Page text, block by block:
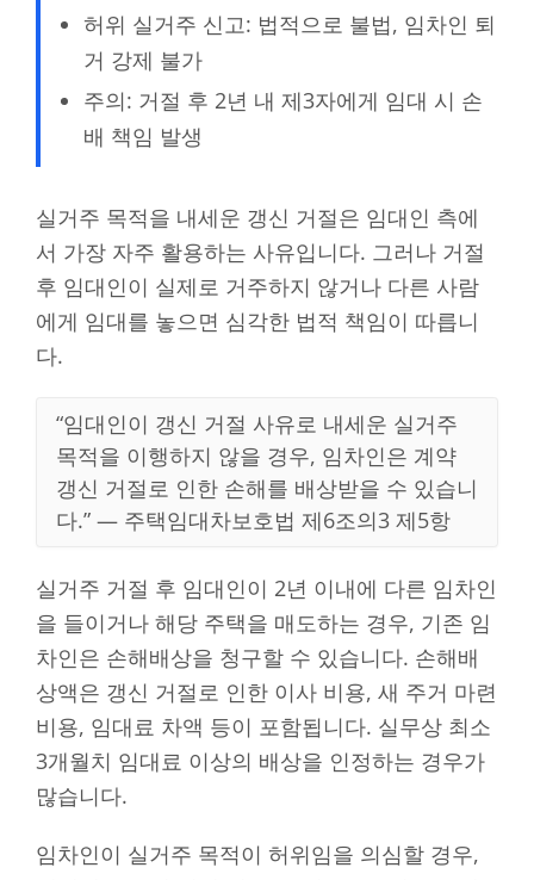
허위 실거주 신고: 법적으로 불법, 임차인 퇴
거 강제 불가
주의: 거절 후 2년 내 제3자에게 임대 시 손
배 책임 발생
실거주 목적을 내세운 갱신 거절은 임대인 측에
서 가장 자주 활용하는 사유입니다. 그러나 거절
후 임대인이 실제로 거주하지 않거나 다른 사람
에게 임대를 놓으면 심각한 법적 책임이 따릅니
다.
“임대인이 갱신 거절 사유로 내세운 실거주
목적을 이행하지 않을 경우, 임차인은 계약
갱신 거절로 인한 손해를 배상받을 수 있습니
다.” — 주택임대차보호법 제6조의3 제5항
실거주 거절 후 임대인이 2년 이내에 다른 임차인
을 들이거나 해당 주택을 매도하는 경우, 기존 임
차인은 손해배상을 청구할 수 있습니다. 손해배
상액은 갱신 거절로 인한 이사 비용, 새 주거 마련
비용, 임대료 차액 등이 포함됩니다. 실무상 최소
3개월치 임대료 이상의 배상을 인정하는 경우가
많습니다.
임차인이 실거주 목적이 허위임을 의심할 경우,